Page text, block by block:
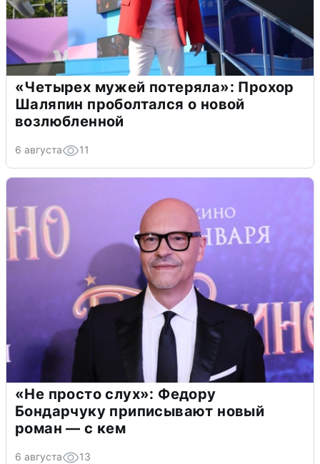
«Четырех мужей потеряла»: Прохор
Шаляпин проболтался о новой
возлюбленной
6 августа 11
«Не просто слух»: Федору
Бондарчуку приписывают новый
роман — с кем
6 августа 13